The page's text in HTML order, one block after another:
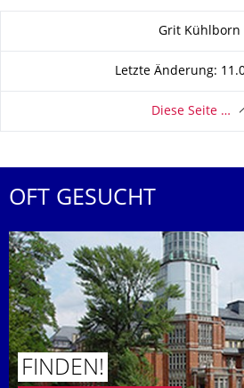
Grit Kühlborn
Letzte Änderung:
Diese Seite …
OFT GESUCHT
FINDEN!